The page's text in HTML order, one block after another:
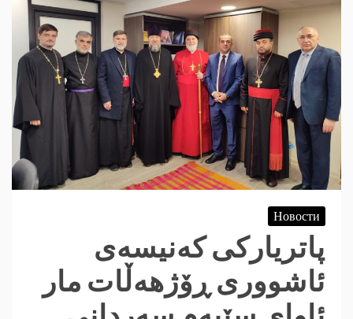
Новости
‎پاتریارکی کەنیسەی
ئاشووری ڕۆژهەڵات مار